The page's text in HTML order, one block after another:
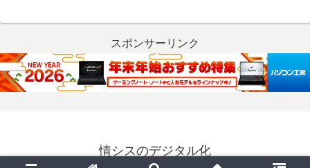
スポンサーリンク
情シスのデジタル化